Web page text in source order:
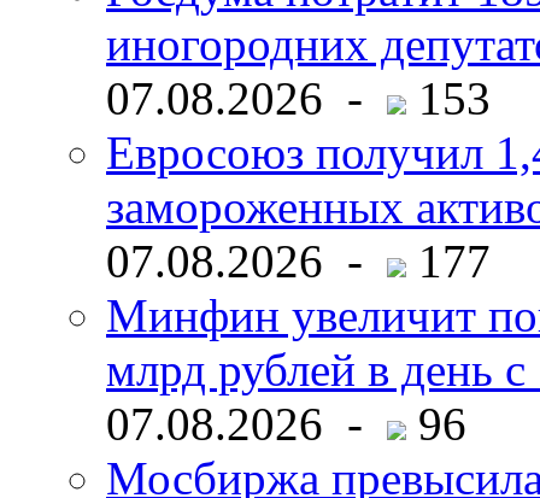
иногородних
07.08.2026 -
153
Евросоюз получил
замороженных
07.08.2026 -
177
Минфин увеличит
млрд рублей в день с
07.08.2026 -
96
Мосбиржа